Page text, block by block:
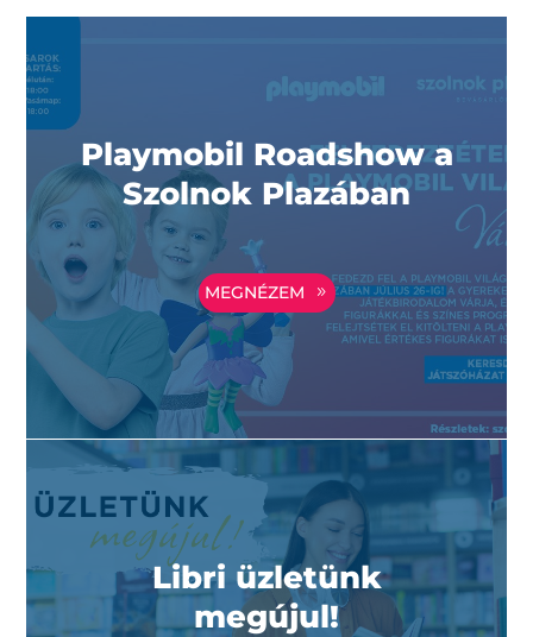
Playmobil Roadshow a
Szolnok Plazában
MEGNÉZEM
Libri üzletünk
megújul!